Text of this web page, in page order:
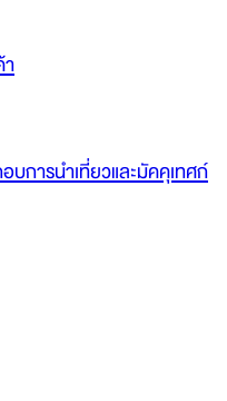
การนำเที่ยวและมัคคุเทศก์